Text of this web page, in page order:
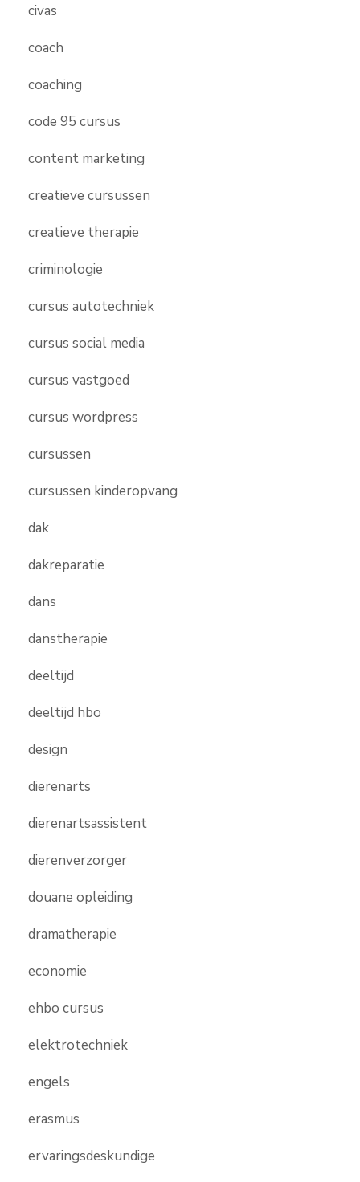
civas
coach
coaching
code 95 cursus
content marketing
creatieve cursussen
creatieve therapie
criminologie
cursus autotechniek
cursus social media
cursus vastgoed
cursus wordpress
cursussen
cursussen kinderopvang
dak
dakreparatie
dans
danstherapie
deeltijd
deeltijd hbo
design
dierenarts
dierenartsassistent
dierenverzorger
douane opleiding
dramatherapie
economie
ehbo cursus
elektrotechniek
engels
erasmus
ervaringsdeskundige